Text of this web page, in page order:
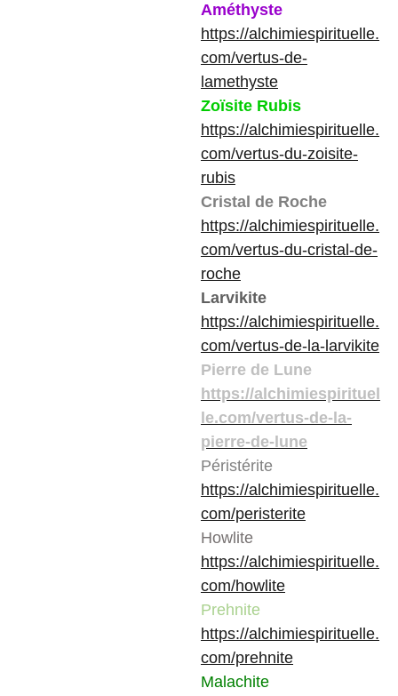
Améthyste
https://alchimiespirituelle.
com/vertus-de-
lamethyste
Zoïsite Rubis
https://alchimiespirituelle.
com/vertus-du-zoisite-
rubis
Cristal de Roche
https://alchimiespirituelle.
com/vertus-du-cristal-de-
roche
Larvikite
https://alchimiespirituelle.
com/vertus-de-la-larvikite
Pierre de Lune
https://alchimiespirituel
le.com/vertus-de-la-
pierre-de-lune
Péristérite
https://alchimiespirituelle.
com/peristerite
Howlite
https://alchimiespirituelle.
com/howlite
Prehnite
https://alchimiespirituelle.
com/prehnite
Malachite